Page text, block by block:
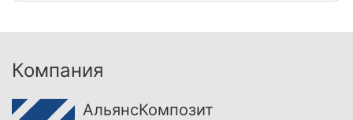
Компания
АльянсКомпозит